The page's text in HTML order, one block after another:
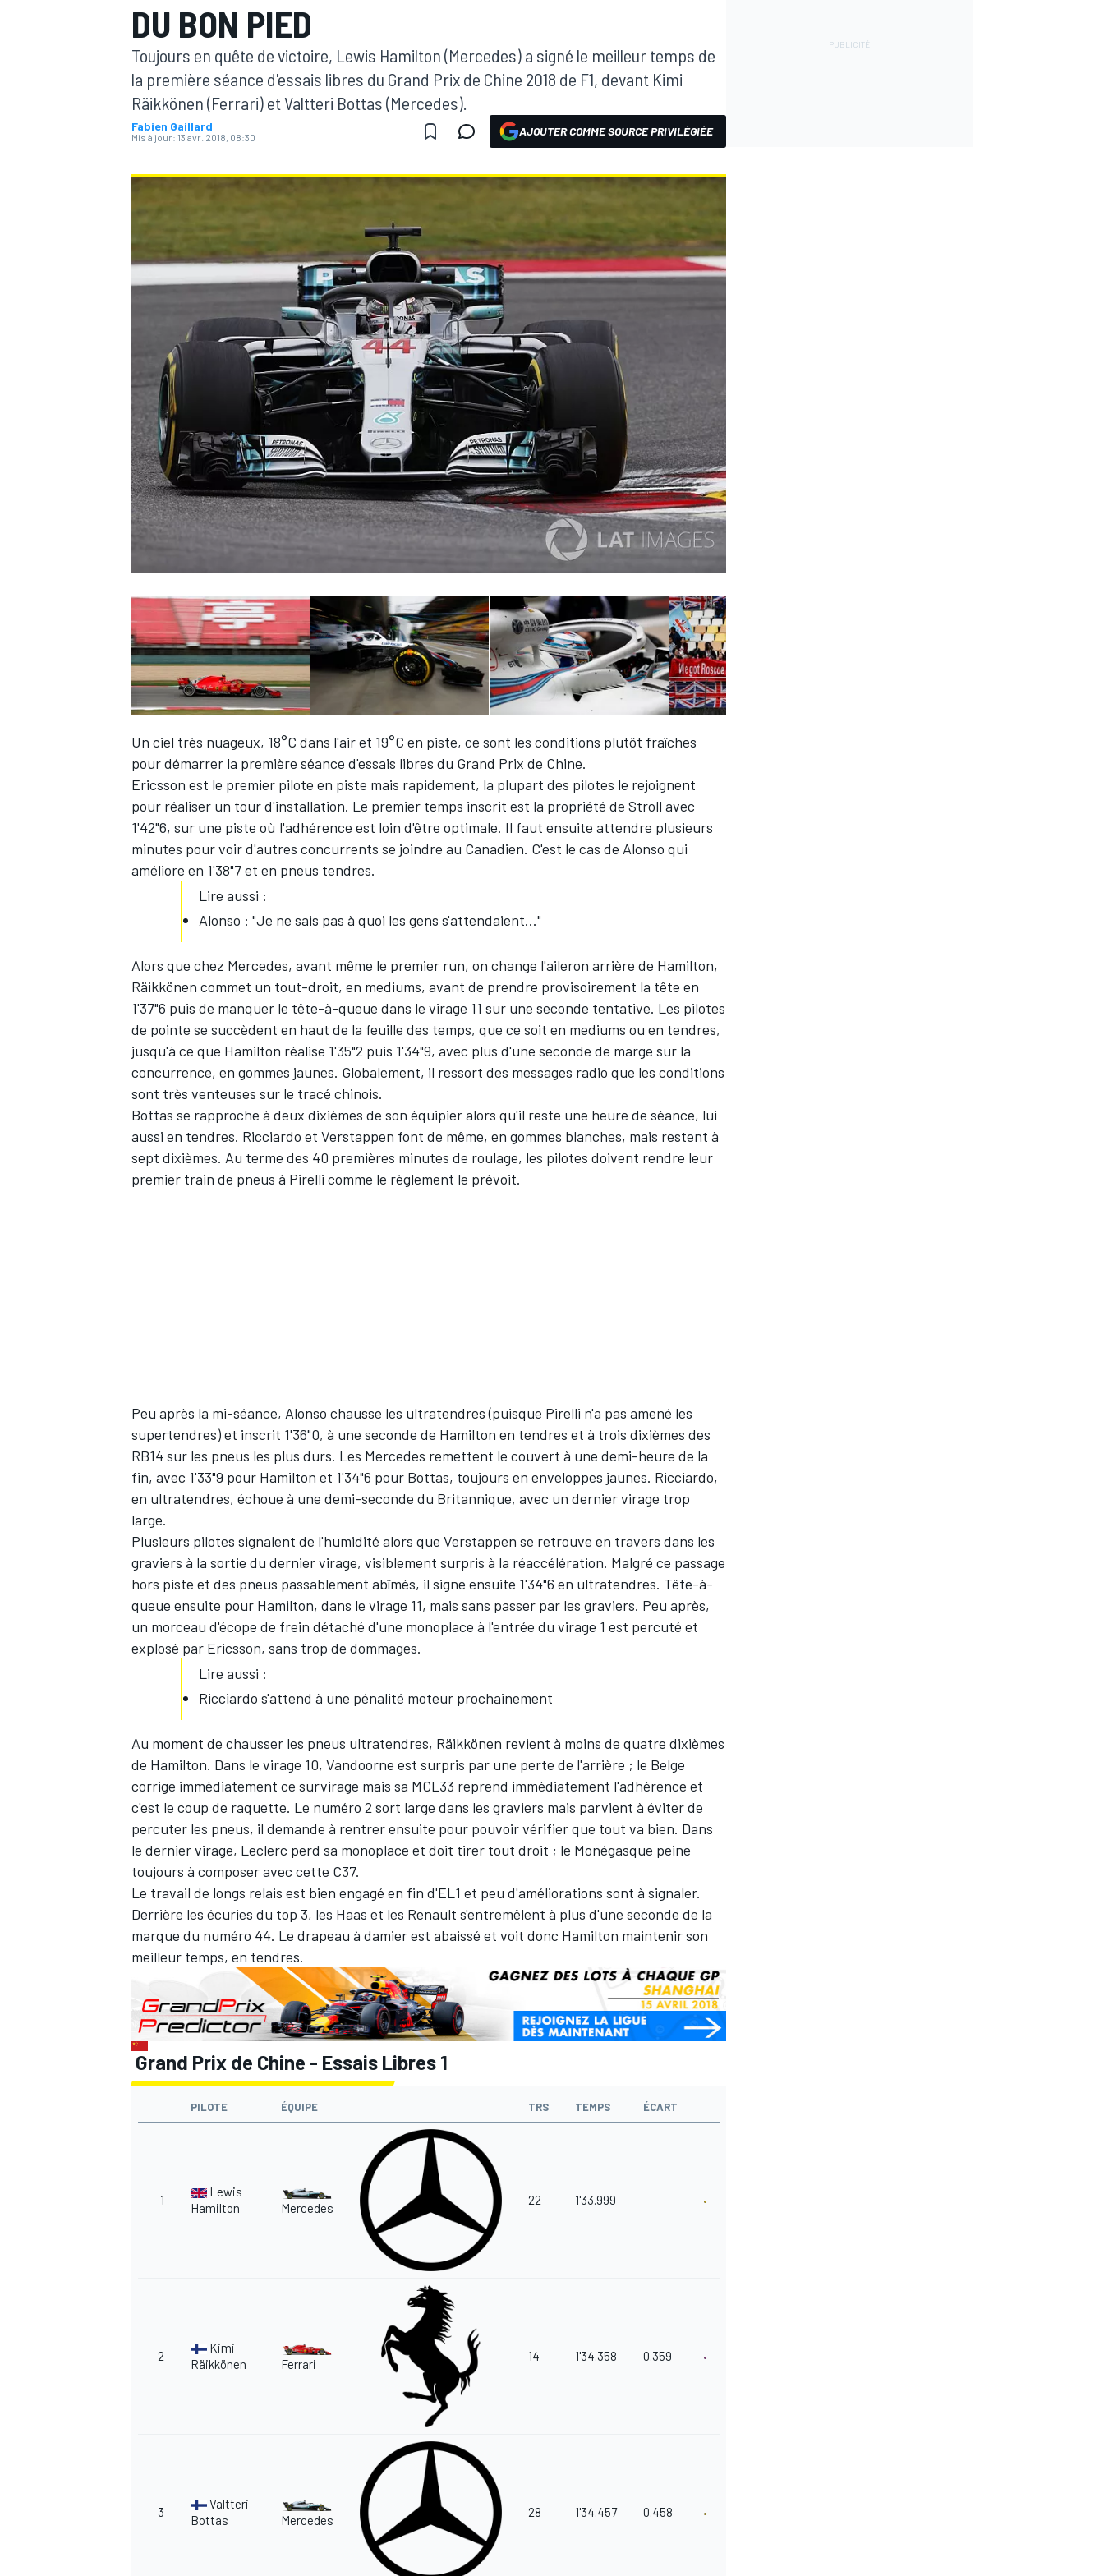
MOTOGP
WRC
WEC
AUTRES CHAMPIONNATS
DU BON PIED
Toujours en quête de victoire, Lewis Hamilton (Mercedes) a signé le meilleur temps de
la première séance d'essais libres du Grand Prix de Chine 2018 de F1, devant Kimi
Räikkönen (Ferrari) et Valtteri Bottas (Mercedes).
Fabien Gaillard
Mis à jour: 13 avr. 2018, 08:30 AJOUTER COMME SOURCE PRIVILÉGIÉE
Un ciel très nuageux, 18°C dans l'air et 19°C en piste, ce sont les conditions plutôt fraîches
pour démarrer la première séance d'essais libres du Grand Prix de Chine.
Ericsson est le premier pilote en piste mais rapidement, la plupart des pilotes le rejoignent
pour réaliser un tour d'installation. Le premier temps inscrit est la propriété de Stroll avec
1'42"6, sur une piste où l'adhérence est loin d'être optimale. Il faut ensuite attendre plusieurs
minutes pour voir d'autres concurrents se joindre au Canadien. C'est le cas de Alonso qui
améliore en 1'38"7 et en pneus tendres.
Lire aussi :
Alonso : "Je ne sais pas à quoi les gens s'attendaient..."
Alors que chez Mercedes, avant même le premier run, on change l'aileron arrière de Hamilton,
Räikkönen commet un tout-droit, en mediums, avant de prendre provisoirement la tête en
1'37"6 puis de manquer le tête-à-queue dans le virage 11 sur une seconde tentative. Les pilotes
de pointe se succèdent en haut de la feuille des temps, que ce soit en mediums ou en tendres,
jusqu'à ce que Hamilton réalise 1'35"2 puis 1'34"9, avec plus d'une seconde de marge sur la
concurrence, en gommes jaunes. Globalement, il ressort des messages radio que les conditions
sont très venteuses sur le tracé chinois.
Bottas se rapproche à deux dixièmes de son équipier alors qu'il reste une heure de séance, lui
aussi en tendres. Ricciardo et Verstappen font de même, en gommes blanches, mais restent à
sept dixièmes. Au terme des 40 premières minutes de roulage, les pilotes doivent rendre leur
premier train de pneus à Pirelli comme le règlement le prévoit.
Peu après la mi-séance, Alonso chausse les ultratendres (puisque Pirelli n'a pas amené les
supertendres) et inscrit 1'36"0, à une seconde de Hamilton en tendres et à trois dixièmes des
RB14 sur les pneus les plus durs. Les Mercedes remettent le couvert à une demi-heure de la
fin, avec 1'33"9 pour Hamilton et 1'34"6 pour Bottas, toujours en enveloppes jaunes. Ricciardo,
en ultratendres, échoue à une demi-seconde du Britannique, avec un dernier virage trop
large.
Plusieurs pilotes signalent de l'humidité alors que Verstappen se retrouve en travers dans les
graviers à la sortie du dernier virage, visiblement surpris à la réaccélération. Malgré ce passage
hors piste et des pneus passablement abîmés, il signe ensuite 1'34"6 en ultratendres. Tête-à-
queue ensuite pour Hamilton, dans le virage 11, mais sans passer par les graviers. Peu après,
un morceau d'écope de frein détaché d'une monoplace à l'entrée du virage 1 est percuté et
explosé par Ericsson, sans trop de dommages.
Lire aussi :
Ricciardo s'attend à une pénalité moteur prochainement
Au moment de chausser les pneus ultratendres, Räikkönen revient à moins de quatre dixièmes
de Hamilton. Dans le virage 10, Vandoorne est surpris par une perte de l'arrière ; le Belge
corrige immédiatement ce survirage mais sa MCL33 reprend immédiatement l'adhérence et
c'est le coup de raquette. Le numéro 2 sort large dans les graviers mais parvient à éviter de
percuter les pneus, il demande à rentrer ensuite pour pouvoir vérifier que tout va bien. Dans
le dernier virage, Leclerc perd sa monoplace et doit tirer tout droit ; le Monégasque peine
toujours à composer avec cette C37.
Le travail de longs relais est bien engagé en fin d'EL1 et peu d'améliorations sont à signaler.
Derrière les écuries du top 3, les Haas et les Renault s'entremêlent à plus d'une seconde de la
marque du numéro 44. Le drapeau à damier est abaissé et voit donc Hamilton maintenir son
meilleur temps, en tendres.
Grand Prix de Chine - Essais Libres 1
PILOTE ÉQUIPE TRS TEMPS ÉCART
1
Lewis
Hamilton
Mercedes
22 1'33.999
2
Kimi
Räikkönen
Ferrari
14 1'34.358 0.359
3
Valtteri
Bottas
Mercedes
28 1'34.457 0.458